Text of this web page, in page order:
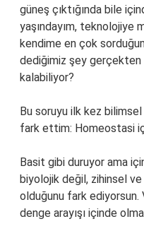
güneş çıktığında bile
yaşındayım, teknolojiye
kendime en çok
dediğimiz şey gerçekten
kalabiliyor?
Bu soruyu ilk kez bilimsel
fark ettim: Homeostasi
Basit gibi duruyor ama
biyolojik değil, zihinsel
olduğunu fark
denge arayışı içinde